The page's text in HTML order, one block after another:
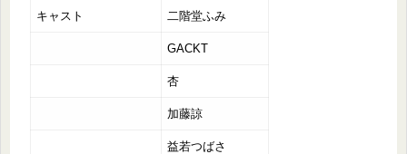
キャスト 二階堂ふみ
GACKT
杏
加藤諒
益若つばさ